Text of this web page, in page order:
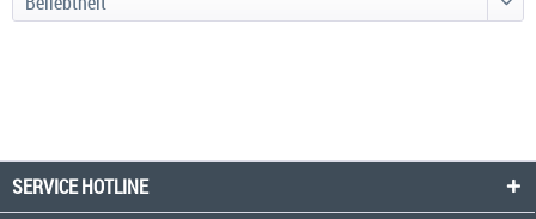
SERVICE HOTLINE